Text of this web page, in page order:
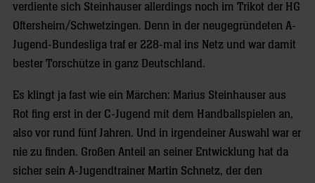
verdiente sich Steinhauser allerdings noch im Trikot der HG
Oftersheim/Schwetzingen. Denn in der neugegründeten A-
Jugend-Bundesliga traf er 228-mal ins Netz und war damit
bester Torschütze in ganz Deutschland.
Es klingt ja fast wie ein Märchen: Marius Steinhauser aus
Rot fing erst in der C-Jugend mit dem Handballspielen an,
also vor rund fünf Jahren. Und in irgendeiner Auswahl war er
nie zu finden. Großen Anteil an seiner Entwicklung hat da
sicher sein A-Jugendtrainer Martin Schnetz, der den